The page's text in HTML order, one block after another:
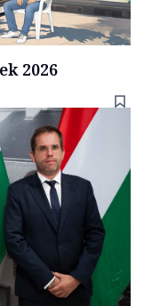
2026